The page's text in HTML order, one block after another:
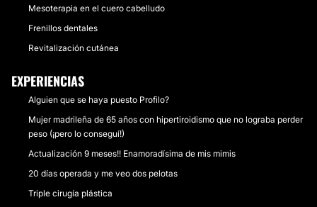
Mesoterapia en el cuero cabelludo
Frenillos dentales
Revitalización cutánea
EXPERIENCIAS
Alguien que se haya puesto Profilo?
Mujer madrileña de 65 años con hipertiroidismo que no lograba perder
peso (¡pero lo conseguí!)
Actualización 9 meses!! Enamoradísima de mis mimis
20 días operada y me veo dos pelotas
Triple cirugía plástica